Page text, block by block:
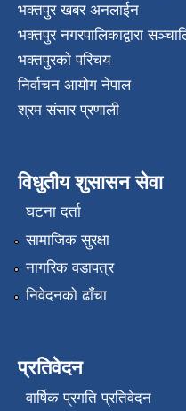
भक्तपुर खबर अनलाईन
भक्तपुर नगरपालिकाद्वारा
भक्तपुरकाे परिचय
निर्वाचन आयोग नेपाल
श्रम संसार प्रणाली
विधुतीय शुसासन सेवा
घटना दर्ता
सामाजिक सुरक्षा
नागरिक वडापत्र
निवेदनको ढाँचा
प्रतिवेदन
वार्षिक प्रगति प्रतिवेदन